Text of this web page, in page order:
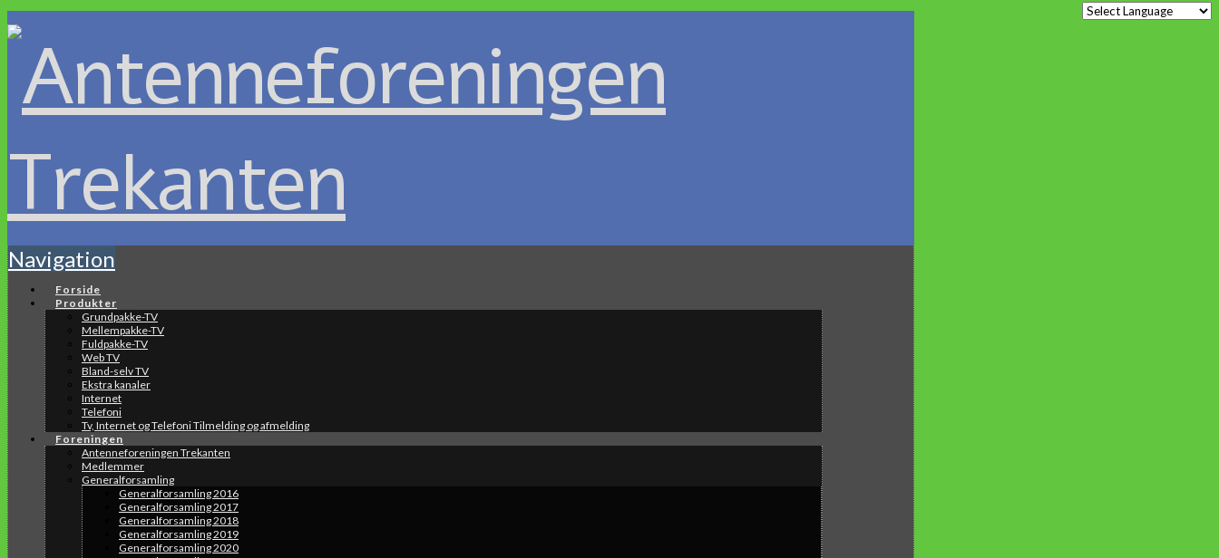
Navigation
Forside
Produkter
Grundpakke-TV
Mellempakke-TV
Fuldpakke-TV
Web TV
Bland-selv TV
Ekstra kanaler
Internet
Telefoni
Tv, Internet og Telefoni Tilmelding og afmelding
Foreningen
Antenneforeningen Trekanten
Medlemmer
Generalforsamling
Generalforsamling 2016
Generalforsamling 2017
Generalforsamling 2018
Generalforsamling 2019
Generalforsamling 2020